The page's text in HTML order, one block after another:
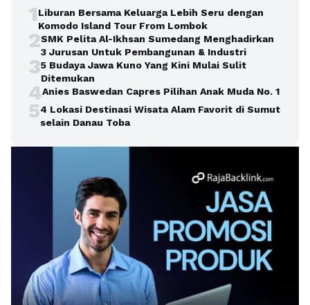
1Liburan Bersama Keluarga Lebih Seru dengan
Komodo Island Tour From Lombok
2SMK Pelita Al-Ikhsan Sumedang Menghadirkan
3 Jurusan Untuk Pembangunan & Industri
35 Budaya Jawa Kuno Yang Kini Mulai Sulit
Ditemukan
4Anies Baswedan Capres Pilihan Anak Muda No. 1
54 Lokasi Destinasi Wisata Alam Favorit di Sumut
selain Danau Toba